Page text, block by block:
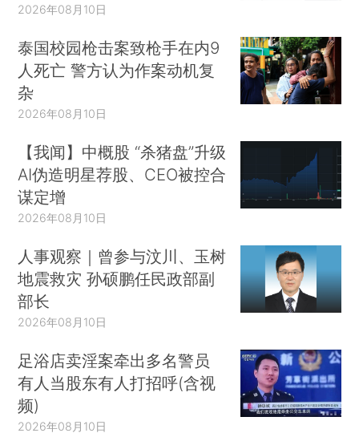
2026年08月10日
泰国校园枪击案致枪手在内9
人死亡 警方认为作案动机复
杂
2026年08月10日
【我闻】中概股 “杀猪盘”升级
AI伪造明星荐股、CEO被控合
谋定增
2026年08月10日
人事观察｜曾参与汶川、玉树
地震救灾 孙硕鹏任民政部副
部长
2026年08月10日
足浴店卖淫案牵出多名警员
有人当股东有人打招呼(含视
频)
2026年08月10日